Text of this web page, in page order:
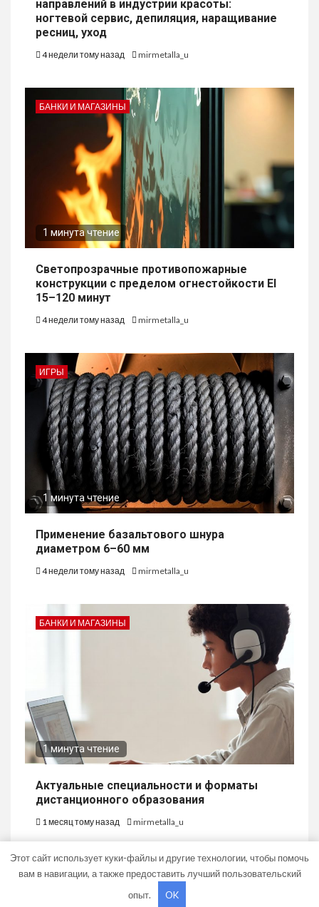
направлений в индустрии красоты:
ногтевой сервис, депиляция, наращивание
ресниц, уход
4 недели тому назад mirmetalla_u
БАНКИ И МАГАЗИНЫ
1 минута чтение
Светопрозрачные противопожарные
конструкции с пределом огнестойкости EI
15–120 минут
4 недели тому назад mirmetalla_u
ИГРЫ
1 минута чтение
Применение базальтового шнура
диаметром 6–60 мм
4 недели тому назад mirmetalla_u
БАНКИ И МАГАЗИНЫ
1 минута чтение
Актуальные специальности и форматы
дистанционного образования
1 месяц тому назад mirmetalla_u
Copyright © Все права защищены.
Этот сайт использует куки-файлы и другие технологии, чтобы помочь
вам в навигации, а также предоставить лучший пользовательский
опыт.
OK